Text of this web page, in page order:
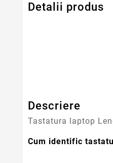
Detalii produs
Descriere
Tastatura laptop
Cum identific